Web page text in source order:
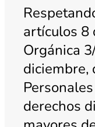
artículos 8
Orgánica
diciembre,
derechos